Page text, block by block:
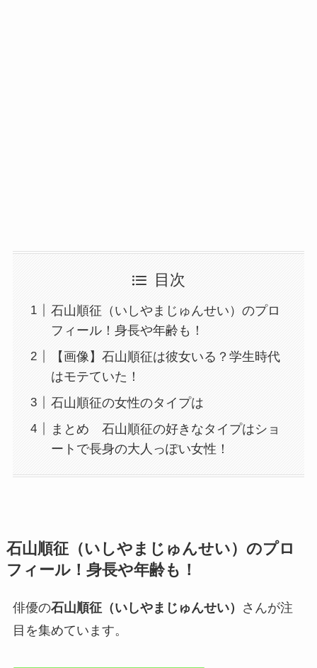
目次
石山順征（いしやまじゅんせい）のプロ
フィール！身長や年齢も！
【画像】石山順征は彼女いる？学生時代
はモテていた！
石山順征の女性のタイプは
まとめ 石山順征の好きなタイプはショ
ートで長身の大人っぽい女性！
石山順征（いしやまじゅんせい） のプロ
フィール！身長や年齢も！
俳優の石山順征（いしやまじゅんせい）
さんが注
目を集めています。